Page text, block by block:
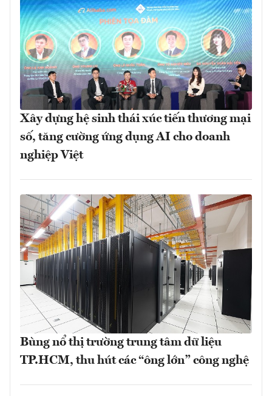
Xây dựng hệ sinh thái xúc tiến thương mại
số, tăng cường ứng dụng AI cho doanh
nghiệp Việt
Bùng nổ thị trường trung tâm dữ liệu
TP.HCM, thu hút các “ông lớn” công nghệ